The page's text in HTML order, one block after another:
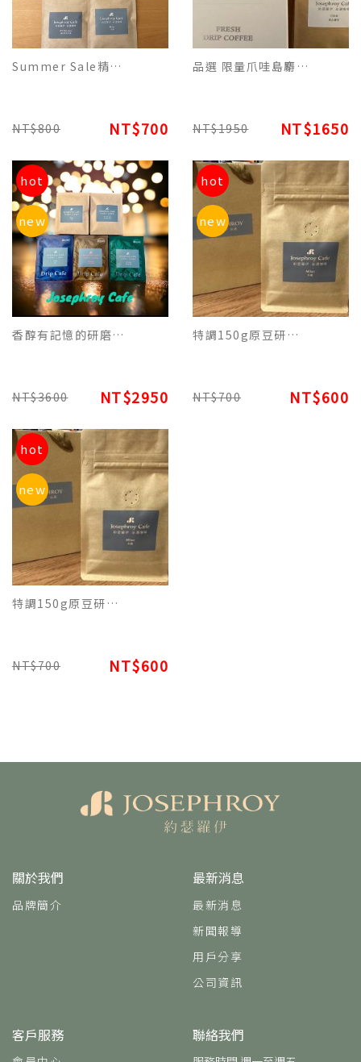
Summer Sale精裝版限定-美式2/義式2/曼特寧2/摩卡2/藍山2混合一盒10包.
NT$800 NT$700
品選 限量爪哇島麝香咖啡單品濾掛咖啡 - 品香的特別咖啡-精裝每盒10包裝
NT$1950 NT$1650
hot
new
香醇有記憶的研磨濾掛咖啡買5盒送1盒平裝常客套組2950元(含稅)
NT$3600 NT$2950
hot
new
特調150g原豆研磨包裝 - NY 5th Ave. 紐約第五大道美式榛果香氛咖啡
NT$700 NT$600
hot
new
特調150g原豆研磨包裝 - 義式米蘭巧克力香氛咖啡
NT$700 NT$600
關於我們
品牌簡介
最新消息
最新消息
新聞報導
用戶分享
公司資訊
客戶服務 聯絡我們